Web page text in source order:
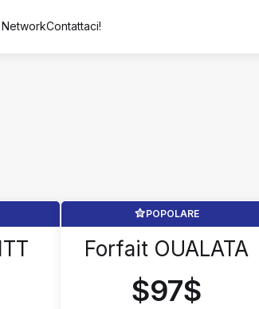
Contattaci!
POPOLARE
Forfait OUALATA
$97$